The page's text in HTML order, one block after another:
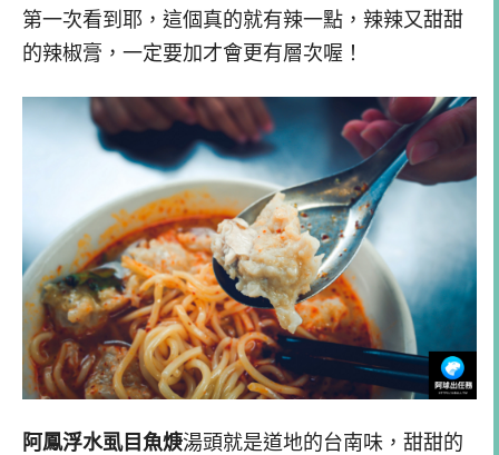
第一次看到耶，這個真的就有辣一點，辣辣又甜甜
的辣椒膏，一定要加才會更有層次喔！
阿鳳浮水虱目魚焿湯頭就是道地的台南味，甜甜的